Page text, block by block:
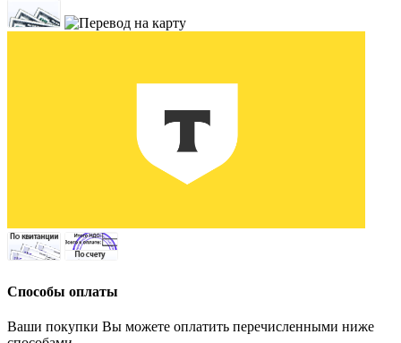
Способы оплаты
Ваши покупки Вы можете оплатить перечисленными ниже